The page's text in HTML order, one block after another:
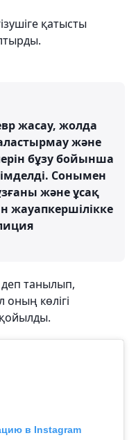
қатысты
жасау, жолда
және
бұзу бойынша
Сонымен
және ұсақ
жауапкершілікке
деп танылып,
оның көлігі
в Instagram